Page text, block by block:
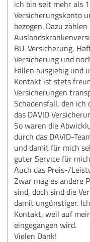
ich bin seit mehr als
Versicherungskonto
bezogen. Dazu zählen
BU-Versicherung,
Versicherung und
Fällen ausgiebig und
Kontakt ist stets
Versicherungen
Schadensfall, den
das DAVID
So waren die
durch das DAVID-
und damit für mich
guter Service für
Auch das Preis-/
Zwar mag es andere
sind, doch sind die
damit ungünstiger.
Kontakt, weil auf
eingegangen wird.
Vielen Dank!